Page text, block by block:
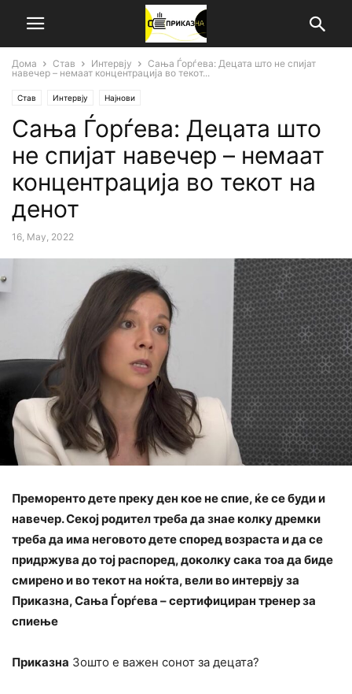
Дома Став Интервју
Сања Ѓорѓева: Децата што не спијат
навечер – немаат концентрација во текот...
Став Интервју Најнови
Сања Ѓорѓева: Децата што
не спијат навечер – немаат
концентрација во текот на
денот
16, May, 2022
Преморенто дете преку ден кое не спие, ќе се буди и
навечер. Секој родител треба да знае колку дремки
треба да има неговото дете според возраста и да се
придржува до тој распоред, доколку сака тоа да биде
смирено и во текот на ноќта, вели во интервју за
Приказна, Сања Ѓорѓева – сертифициран тренер за
спиење
Приказна Зошто е важен сонот за децата?